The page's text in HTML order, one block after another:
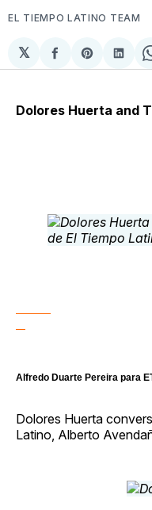
EL TIEMPO LATINO TEAM
𝕏
Compartir
en
Share
on
en
Dolores Huerta and
Alfredo Duarte Pereira para
Dolores Huerta
Latino, Alberto